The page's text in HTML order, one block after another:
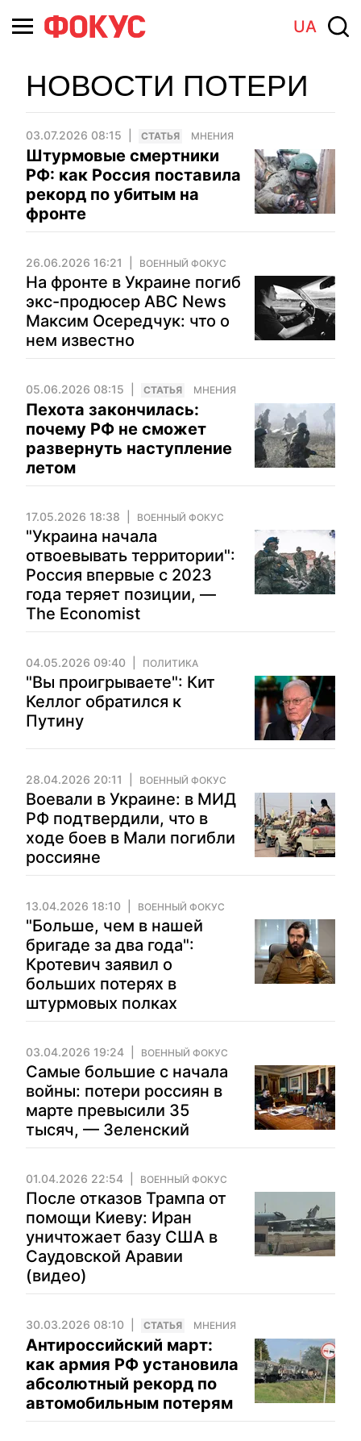
UA
НОВОСТИ ПОТЕРИ
03.07.2026 08:15 CТАТЬЯ МНЕНИЯ
Штурмовые смертники
РФ: как Россия поставила
рекорд по убитым на
фронте
26.06.2026 16:21 ВОЕННЫЙ ФОКУС
На фронте в Украине погиб
экс-продюсер ABC News
Максим Осередчук: что о
нем известно
05.06.2026 08:15 CТАТЬЯ МНЕНИЯ
Пехота закончилась:
почему РФ не сможет
развернуть наступление
летом
17.05.2026 18:38 ВОЕННЫЙ ФОКУС
"Украина начала
отвоевывать территории":
Россия впервые с 2023
года теряет позиции, —
The Economist
04.05.2026 09:40 ПОЛИТИКА
"Вы проигрываете": Кит
Келлог обратился к
Путину
28.04.2026 20:11 ВОЕННЫЙ ФОКУС
Воевали в Украине: в МИД
РФ подтвердили, что в
ходе боев в Мали погибли
россияне
13.04.2026 18:10 ВОЕННЫЙ ФОКУС
"Больше, чем в нашей
бригаде за два года":
Кротевич заявил о
больших потерях в
штурмовых полках
03.04.2026 19:24 ВОЕННЫЙ ФОКУС
Самые большие с начала
войны: потери россиян в
марте превысили 35
тысяч, — Зеленский
01.04.2026 22:54 ВОЕННЫЙ ФОКУС
После отказов Трампа от
помощи Киеву: Иран
уничтожает базу США в
Саудовской Аравии
(видео)
30.03.2026 08:10 CТАТЬЯ МНЕНИЯ
Антироссийский март:
как армия РФ установила
абсолютный рекорд по
автомобильным потерям